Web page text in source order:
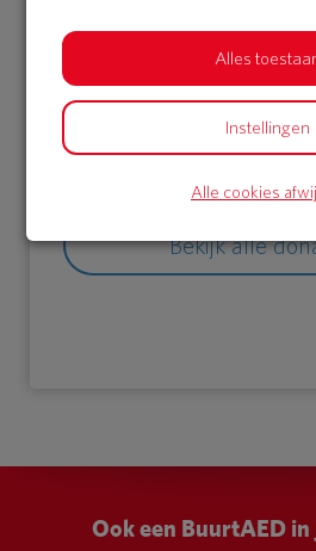
01 Oct 2018
Bekijk alle
Ook een BuurtAED
Alles
Instellingen
Alle cookies